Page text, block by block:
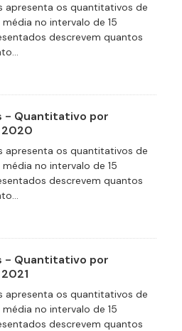
apresenta os quantitativos de
no intervalo de 15
descrevem quantos
- Quantitativo por
2020
apresenta os quantitativos de
no intervalo de 15
descrevem quantos
- Quantitativo por
apresenta os quantitativos de
no intervalo de 15
descrevem quantos